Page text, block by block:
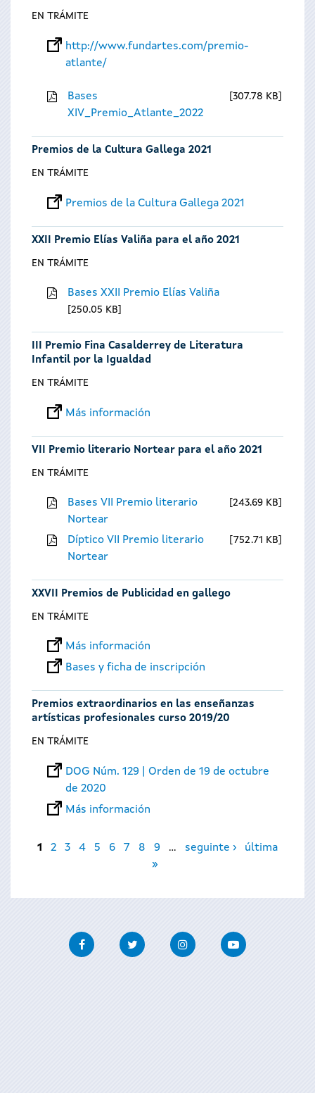
EN TRÁMITE
http://www.fundartes.com/premio-
atlante/
Bases
XIV_Premio_Atlante_2022
307.78 KB
Premios de la Cultura Gallega 2021
EN TRÁMITE
Premios de la Cultura Gallega 2021
XXII Premio Elías Valiña para el año 2021
EN TRÁMITE
Bases XXII Premio Elías Valiña
250.05 KB
III Premio Fina Casalderrey de Literatura
Infantil por la Igualdad
EN TRÁMITE
Más información
VII Premio literario Nortear para el año 2021
EN TRÁMITE
Bases VII Premio literario
Nortear
243.69 KB
Díptico VII Premio literario
Nortear
752.71 KB
XXVII Premios de Publicidad en gallego
EN TRÁMITE
Más información
Bases y ficha de inscripción
Premios extraordinarios en las enseñanzas
artísticas profesionales curso 2019/20
EN TRÁMITE
DOG Núm. 129 | Orden de 19 de octubre
de 2020
Más información
Páginas
1 2 3 4 5 6 7 8 9 … seguinte ›
última
»
FacebookTwitter InstagramYoutube